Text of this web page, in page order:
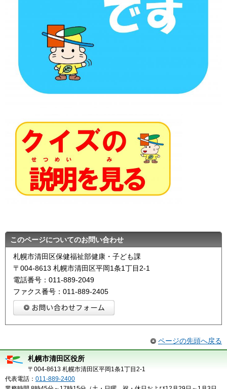
このページについてのお問い合わせ
札幌市清田区保健福祉部健康・子ども課
〒004-8613 札幌市清田区平岡1条1丁目2-1
電話番号：011-889-2049
ファクス番号：011-889-2405
ページの先頭へ戻る
札幌市清田区役所
〒004-8613 札幌市清田区平岡1条1丁目2-1
代表電話： 011-889-2400